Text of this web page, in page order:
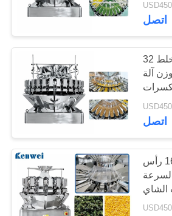
تغليف الأكياس
الأوتوماتيكية
ماكينات
والتغليف
اتصل
32 رأسًا صغيرًا للخلط
آلة
اتصل
ستيب موتور ميني 16 رأس
الشاي
والقهوة